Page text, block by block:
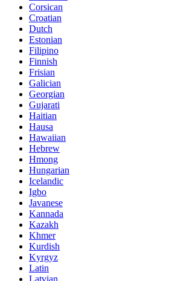
Corsican
Croatian
Dutch
Estonian
Filipino
Finnish
Frisian
Galician
Georgian
Gujarati
Haitian
Hausa
Hawaiian
Hebrew
Hmong
Hungarian
Icelandic
Igbo
Javanese
Kannada
Kazakh
Khmer
Kurdish
Kyrgyz
Latin